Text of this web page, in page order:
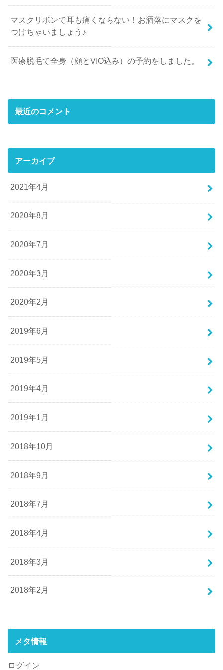
マスクリボンで耳も痛くならない！お洒落にマスクを
つけちゃいましょう♪
医療脱毛で全身（顔とVIO込み）の予約をしました。
最近のコメント
アーカイブ
2021年4月
2020年8月
2020年7月
2020年3月
2020年2月
2019年6月
2019年5月
2019年4月
2019年1月
2018年10月
2018年9月
2018年7月
2018年4月
2018年3月
2018年2月
メタ情報
ログイン